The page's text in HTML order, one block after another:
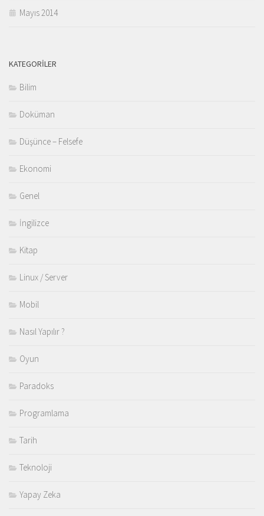
Mayıs 2014
KATEGORILER
Bilim
Doküman
Düşünce – Felsefe
Ekonomi
Genel
İngilizce
Kitap
Linux / Server
Mobil
Nasıl Yapılır ?
Oyun
Paradoks
Programlama
Tarih
Teknoloji
Yapay Zeka